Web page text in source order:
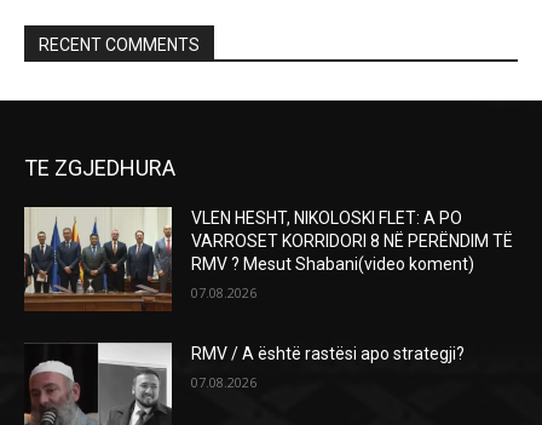
RECENT COMMENTS
TE ZGJEDHURA
VLEN HESHT, NIKOLOSKI FLET: A PO
VARROSET KORRIDORI 8 NË PERËNDIM TË
RMV ? Mesut Shabani(video koment)
07.08.2026
RMV / A është rastësi apo strategji?
07.08.2026